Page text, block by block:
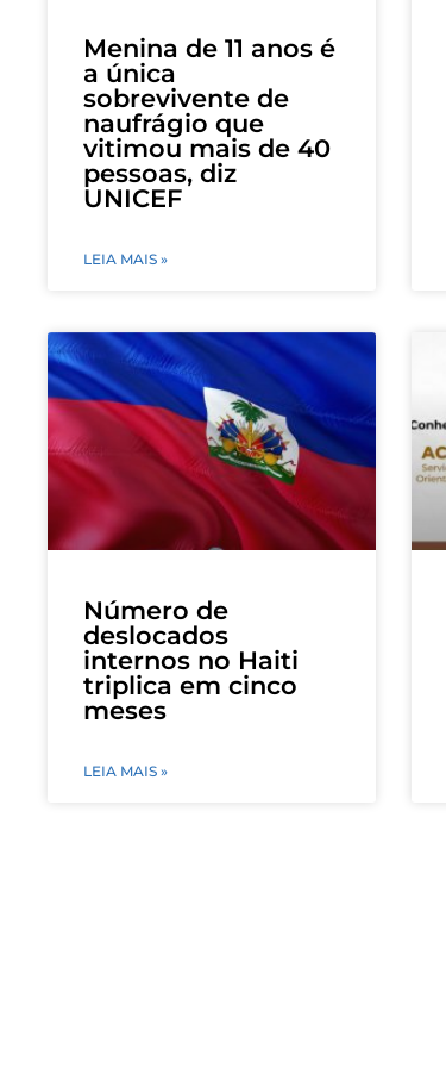
Menina de 11 anos é
a única
sobrevivente de
naufrágio que
vitimou mais de 40
pessoas, diz
UNICEF
LEIA MAIS »
Número de
deslocados
internos no Haiti
triplica em cinco
meses
LEIA MAIS »